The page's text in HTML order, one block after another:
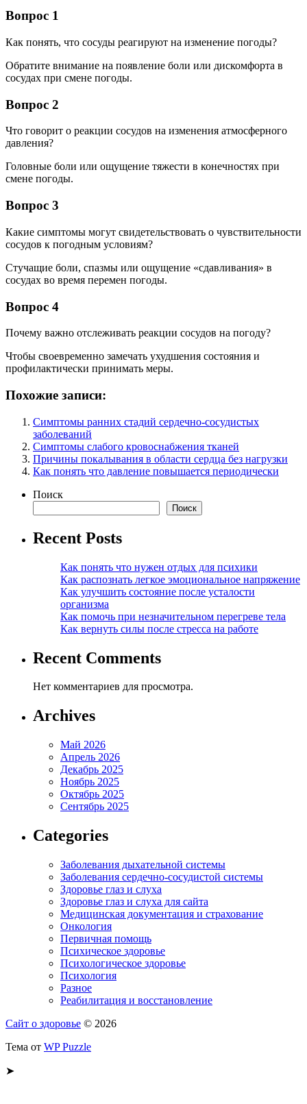
Вопрос 1
Как понять, что сосуды реагируют на изменение погоды?
Обратите внимание на появление боли или дискомфорта в
сосудах при смене погоды.
Вопрос 2
Что говорит о реакции сосудов на изменения атмосферного
давления?
Головные боли или ощущение тяжести в конечностях при
смене погоды.
Вопрос 3
Какие симптомы могут свидетельствовать о чувствительности
сосудов к погодным условиям?
Стучащие боли, спазмы или ощущение «сдавливания» в
сосудах во время перемен погоды.
Вопрос 4
Почему важно отслеживать реакции сосудов на погоду?
Чтобы своевременно замечать ухудшения состояния и
профилактически принимать меры.
Похожие записи:
Симптомы ранних стадий сердечно-сосудистых
заболеваний
Симптомы слабого кровоснабжения тканей
Причины покалывания в области сердца без нагрузки
Как понять что давление повышается периодически
Поиск
Поиск
Recent Posts
Как понять что нужен отдых для психики
Как распознать легкое эмоциональное напряжение
Как улучшить состояние после усталости
организма
Как помочь при незначительном перегреве тела
Как вернуть силы после стресса на работе
Recent Comments
Нет комментариев для просмотра.
Archives
Май 2026
Апрель 2026
Декабрь 2025
Ноябрь 2025
Октябрь 2025
Сентябрь 2025
Categories
Заболевания дыхательной системы
Заболевания сердечно-сосудистой системы
Здоровье глаз и слуха
Здоровье глаз и слуха для сайта
Медицинская документация и страхование
Онкология
Первичная помощь
Психическое здоровье
Психологическое здоровье
Психология
Разное
Реабилитация и восстановление
Сайт о здоровье © 2026
Тема от WP Puzzle
➤